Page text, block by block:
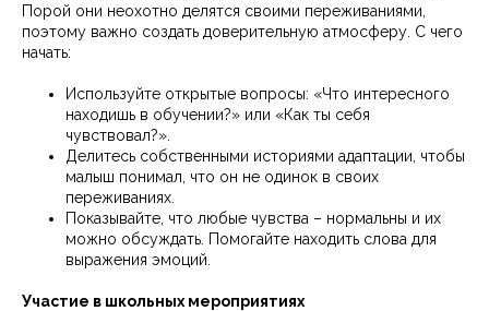
Порой они неохотно делятся своими переживаниями,
поэтому важно создать доверительную атмосферу. С чего
начать:
Используйте открытые вопросы: «Что интересного
находишь в обучении?» или «Как ты себя
чувствовал?».
Делитесь собственными историями адаптации, чтобы
малыш понимал, что он не одинок в своих
переживаниях.
Показывайте, что любые чувства – нормальны и их
можно обсуждать. Помогайте находить слова для
выражения эмоций.
Участие в школьных мероприятиях